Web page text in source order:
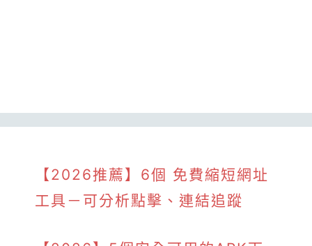
【2026推薦】6個 免費縮短網址
工具－可分析點擊、連結追蹤